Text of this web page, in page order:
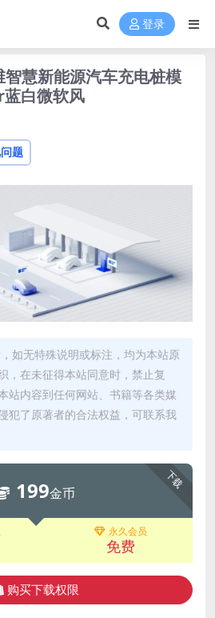
登录
慧新能源汽车充电桩模
白微软风
题
如无特殊说明或标注，均为本站原
，在未征得本站同意时，禁止复
站内容到任何网站、书籍等各类媒
犯了原著者的合法权益，可联系我
下载
199金币
永久会员
免费
购买下载权限